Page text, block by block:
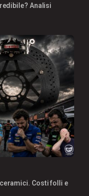
Analisi
Costi folli e